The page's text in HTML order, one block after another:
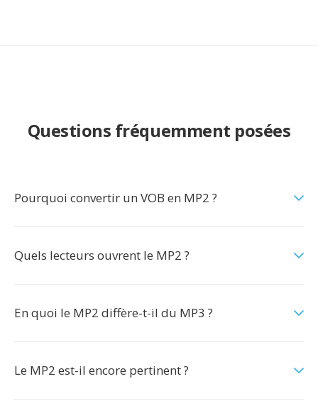
Questions fréquemment posées
Pourquoi convertir un VOB en MP2 ?
Quels lecteurs ouvrent le MP2 ?
En quoi le MP2 diffère-t-il du MP3 ?
Le MP2 est-il encore pertinent ?